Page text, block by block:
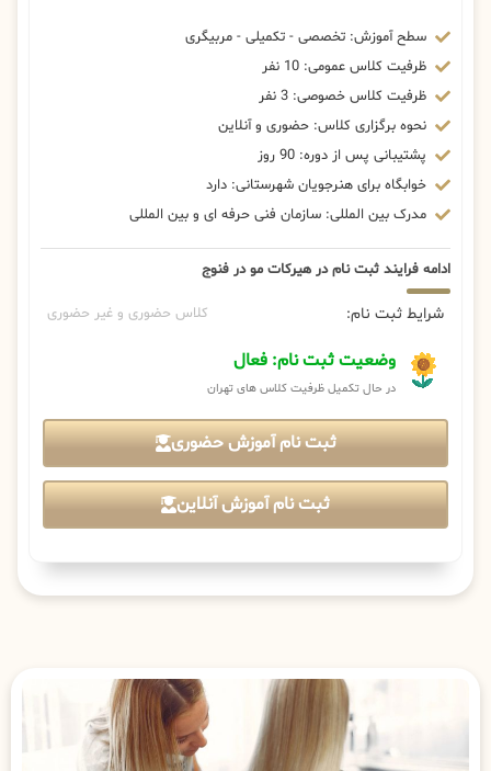
سطح آموزش: تخصصی - تکمیلی - مربیگری
ظرفیت کلاس عمومی: 10 نفر
ظرفیت کلاس خصوصی: 3 نفر
نحوه برگزاری کلاس: حضوری و آنلاین
پشتیبانی پس از دوره: 90 روز
خوابگاه برای هنرجویان شهرستانی: دارد
مدرک بین المللی: سازمان فنی حرفه ای و بین المللی
ادامه فرایند ثبت نام در هیرکات مو در فنوج
شرایط ثبت نام: کلاس حضوری و غیر حضوری
وضعیت ثبت نام: فعال
در حال تکمیل ظرفیت کلاس های تهران
ثبت نام آموزش حضوری
ثبت نام آموزش آنلاین